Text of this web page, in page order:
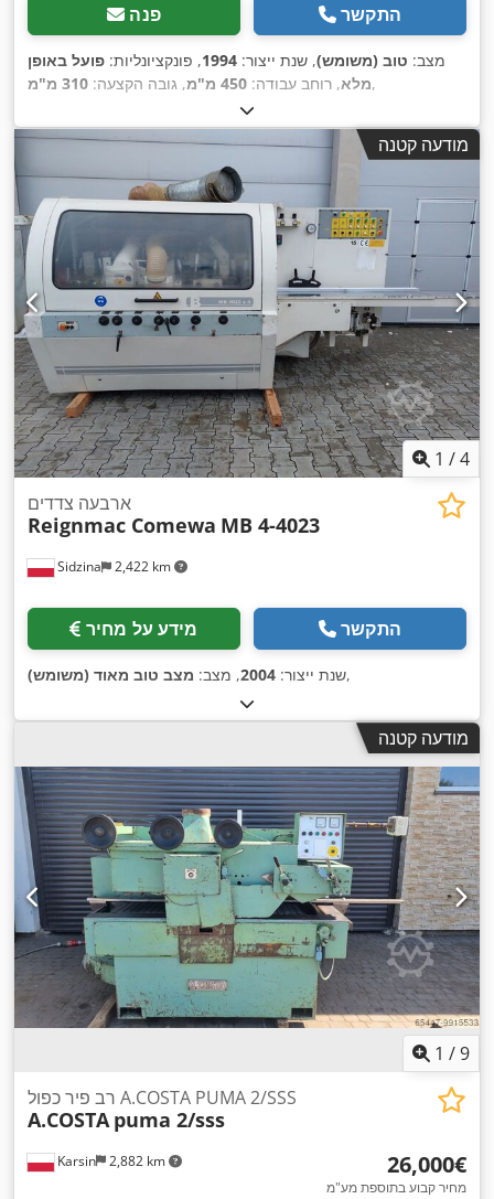
פנה התקשר
מצב: טוב (משומש), שנת ייצור: 1994, פונקציונליות: פועל באופן
מלא, רוחב עבודה: 450 מ"מ , גובה הקצעה: 310 מ"מ ,
מודעה קטנה
1 /4
Sidzina 2,422 km
ארבעה צדדים
Reignmac Comewa MB 4-4023
מידע על מחיר התקשר
שנת ייצור: 2004, מצב: מצב טוב מאוד (משומש) ,
מודעה קטנה
1 /9
Karsin 2,882 km
רב פיר כפול A.COSTA PUMA 2/SSS
A.COSTA puma 2/sss
‏26,000 ‏€
מחיר קבוע בתוספת מע"מ